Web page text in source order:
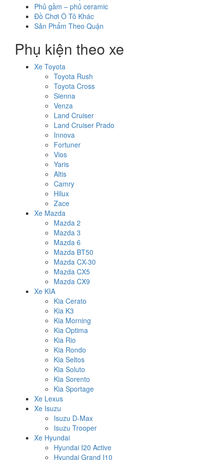
Phủ gầm – phủ ceramic
Đồ Chơi Ô Tô Khác
Sản Phẩm Theo Quận
Phụ kiện theo xe
Xe Toyota
Toyota Rush
Toyota Cross
Sienna
Venza
Land Cruiser
Land Cruiser Prado
Innova
Fortuner
Vios
Yaris
Altis
Camry
Hilux
Zace
Xe Mazda
Mazda 2
Mazda 3
Mazda 6
Mazda BT50
Mazda CX-30
Mazda CX5
Mazda CX9
Xe KIA
Kia Cerato
Kia K3
Kia Morning
Kia Optima
Kia Rio
Kia Rondo
Kia Seltos
Kia Soluto
Kia Sorento
Kia Sportage
Xe Lexus
Xe Isuzu
Isuzu D-Max
Isuzu Trooper
Xe Hyundai
Hyundai I20 Active
Hyundai Grand I10